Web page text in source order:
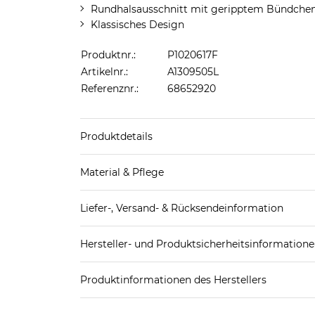
Rundhalsausschnitt mit geripptem
Klassisches Design
Produktnr.:
P1020617F
Artikelnr.:
A1309505L
Referenznr.:
68652920
Produktdetails
Material & Pflege
Pflegekennzeichnung:
Liefer-, Versand- & Rücksendeinformation
Spedition
Hersteller- und
NN.07 ApS
Produktinformationen des Herstellers